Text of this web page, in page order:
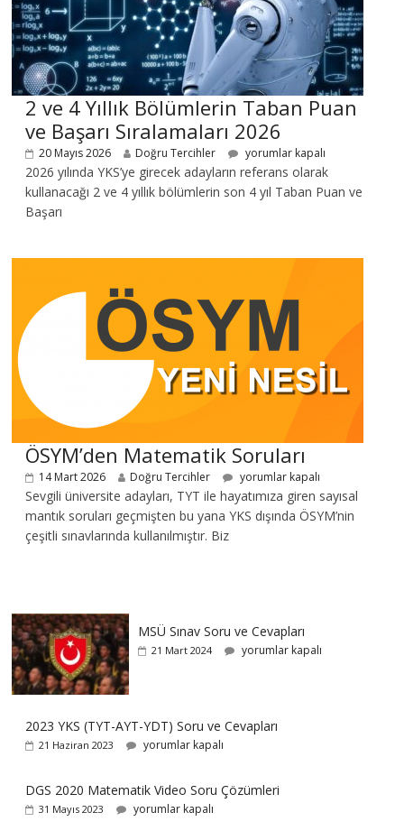
2 ve 4 Yıllık Bölümlerin Taban Puan
ve Başarı Sıralamaları 2026
20 Mayıs 2026 Doğru Tercihler yorumlar kapalı
2026 yılında YKS’ye girecek adayların referans olarak
kullanacağı 2 ve 4 yıllık bölümlerin son 4 yıl Taban Puan ve
Başarı
ÖSYM’den Matematik Soruları
14 Mart 2026 Doğru Tercihler yorumlar kapalı
Sevgili üniversite adayları, TYT ile hayatımıza giren sayısal
mantık soruları geçmişten bu yana YKS dışında ÖSYM’nin
çeşitli sınavlarında kullanılmıştır. Biz
MSÜ Sınav Soru ve Cevapları
21 Mart 2024 yorumlar kapalı
2023 YKS (TYT-AYT-YDT) Soru ve Cevapları
21 Haziran 2023 yorumlar kapalı
DGS 2020 Matematik Video Soru Çözümleri
31 Mayıs 2023 yorumlar kapalı